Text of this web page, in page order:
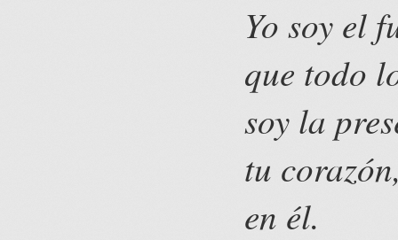
Yo soy el
que todo
soy la
tu
en él.